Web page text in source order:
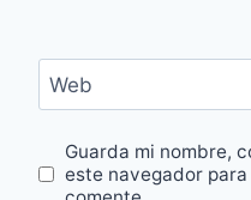
Web
Guarda mi nombre,
este navegador